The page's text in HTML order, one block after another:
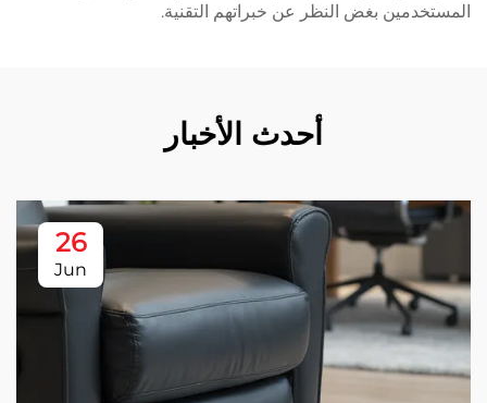
المستخدمين بغض النظر عن خبراتهم التقنية.
أحدث الأخبار
26
Jun